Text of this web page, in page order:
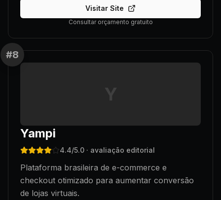
Visitar Site
Consultar orçamento gratuito
#8
Y
Yampi
4.4/5.0 · avaliação editorial
Plataforma brasileira de e-commerce e
checkout otimizado para aumentar conversão
de lojas virtuais.